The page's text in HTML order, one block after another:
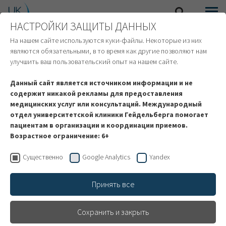
ИНОСТРАННЫЕ ПАЦИЕНТЫ
Отделение
НАСТРОЙКИ ЗАЩИТЫ ДАННЫХ
На нашем сайте используются куки-файлы. Некоторые из них
являются обязательными, в то время как другие позволяют нам
улучшить ваш пользовательский опыт на нашем сайте.
Данный сайт является источником информации и не
содержит никакой рекламы для предоставления
медицинских услуг или консультаций. Международный
отдел университетской клиники Гейдельберга помогает
пациентам в организации и координации приемов.
Возрастное ограничение: 6+
Существенно Google Analytics Yandex
Принять все
Сохранить и закрыть